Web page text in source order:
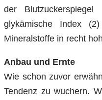
der
glykämische Index
Mineralstoffe in recht
Anbau und Ernte
Wie schon zuvor
Tendenz zu wuchern.